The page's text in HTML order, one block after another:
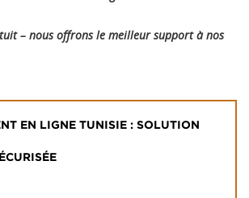
– nous offrons le meilleur support à nos
EN LIGNE TUNISIE : SOLUTION